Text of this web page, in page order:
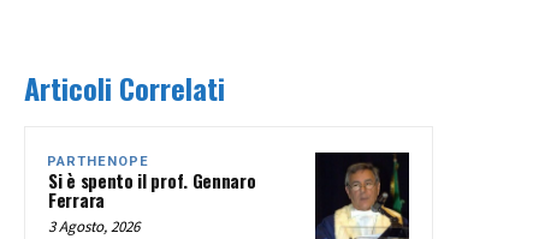
Articoli Correlati
PARTHENOPE
Si è spento il prof. Gennaro
Ferrara
3 Agosto, 2026